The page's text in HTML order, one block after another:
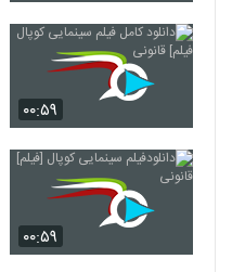
۰۰:۵۹
۰۰:۵۹